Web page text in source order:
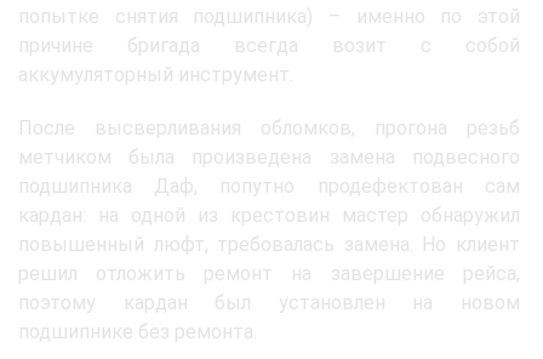
попытке снятия подшипника) – именно по этой
причине бригада всегда возит с собой
аккумуляторный инструмент.
После высверливания обломков, прогона резьб
метчиком была произведена замена подвесного
подшипника Даф, попутно продефектован сам
кардан: на одной из крестовин мастер обнаружил
повышенный люфт, требовалась замена. Но клиент
решил отложить ремонт на завершение рейса,
поэтому кардан был установлен на новом
подшипнике без ремонта.